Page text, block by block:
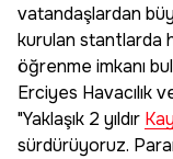
vatandaşlardan
kurulan stantlarda
öğrenme imkanı
Erciyes Havacılık
"Yaklaşık 2 yıldır
sürdürüyoruz.